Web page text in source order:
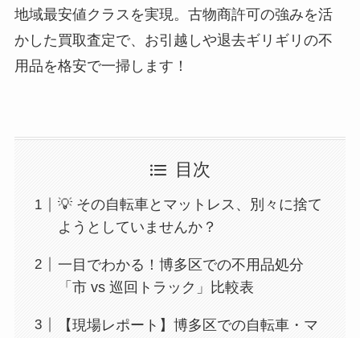
地域最安値クラスを実現。古物商許可の強みを活
かした買取査定で、お引越しや退去ギリギリの不
用品を格安で一掃します！
目次
💡 その自転車とマットレス、別々に捨て
ようとしていませんか？
一目でわかる！博多区での不用品処分
「市 vs 巡回トラック」比較表
【現場レポート】博多区での自転車・マ